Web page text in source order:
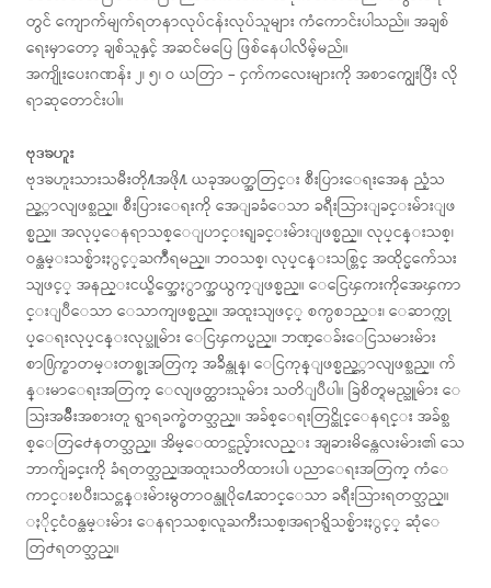
တွင် ကျောက်မျက်ရတနာလုပ်ငန်းလုပ်သူများ ကံကောင်းပါသည်။ အချစ်
ရေးမှာတော့ ချစ်သူနှင့် အဆင်မပြေ ဖြစ်နေပါလိမ့်မည်။
အကျိုးပေးဂဏန်း ၂၊ ၅၊ ဝ ယတြာ – ငှက်ကလေးများကို အစာကျွေးပြီး လို
ရာဆုတောင်းပါ။
ဗုဒၶဟူး
ဗုဒၶဟူးသားသမီးတို႔အဖို႔ ယခုအပတ္အတြင္း စီးပြားေရးအေန ညံ့သ
ည့္ကာလျဖစ္သည္။ စီးပြားေရးကို အေျခခံေသာ ခရီးသြားျခင္းမ်ားျဖ
စ္မည္။ အလုပ္ေနရာသစ္ေျပာင္းရျခင္းမ်ားျဖစ္မည္။ လုပ္ငန္းသစ္၊
ဝန္ထမ္းသစ္မ်ားႏွင့္ႀကဳံရမည္။ ဘဝသစ္၊ လုပ္ငန္းသစ္တြင္ အထိုင္မက်ေသး
သျဖင့္ အနည္းငယ္စိတ္အေႏွာက္အယွက္ျဖစ္မည္။ ေငြေၾကးကိုအေၾကာ
င္းျပဳေသာ ေသာကျဖစ္မည္။ အထူးသျဖင့္ စက္ပစၥည္း၊ ေဆာက္လု
ပ္ေရးလုပ္ငန္းလုပ္သူမ်ား ေငြၾကပ္မည္။ ဘဏ္ေခ်းေငြသမားမ်ား
စာ႐ြက္စာတမ္းတစ္ခုအတြက္ အခ်ိန္ကုန္၊ ေငြကုန္ျဖစ္မည့္ကာလျဖစ္သည္။ က်
န္းမာေရးအတြက္ ေလျဖတ္ထားသူမ်ား သတိျပဳပါ။ ခြဲစိတ္ရမည္သူမ်ား ေ
သြးအမ်ိဳးအစားတူ ရွာရခက္ခဲတတ္သည္။ အခ်စ္ေရးတြင္ထိုင္ေနရင္း အခ်စ္သ
စ္ေတြ႕ေနတတ္သည္။ အိမ္ေထာင္သည္မ်ားလည္း အျခားမိန္ကေလးမ်ား၏ သေ
ဘာက်ျခင္းကို ခံရတတ္သည္၊အထူးသတိထားပါ၊ ပညာေရးအတြက္ ကံေ
ကာင္းၿပီး၊သင္တန္းမ်ားမွတာဝန္ယူပို႔ေဆာင္ေသာ ခရီးသြားရတတ္သည္။
ႏိုင္ငံဝန္ထမ္းမ်ား ေနရာသစ္၊လူႀကီးသစ္၊အရာရွိသစ္မ်ားႏွင့္ ဆုံေ
တြ႕ရတတ္သည္။